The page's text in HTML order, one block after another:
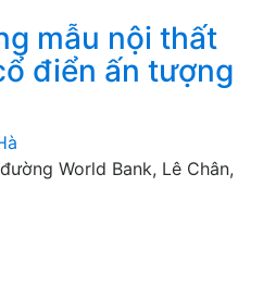
mẫu nội thất
điển ấn tượng
World Bank, Lê Chân,